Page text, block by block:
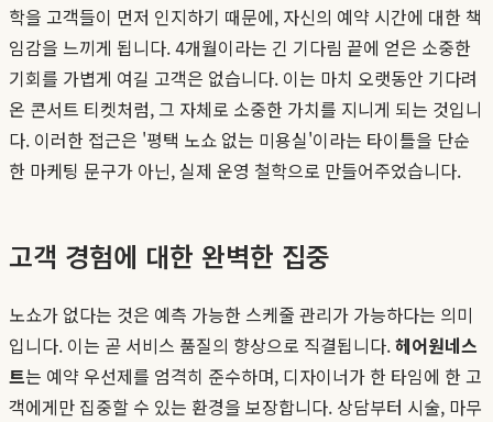
학을 고객들이 먼저 인지하기 때문에, 자신의 예약 시간에 대한 책
임감을 느끼게 됩니다. 4개월이라는 긴 기다림 끝에 얻은 소중한
기회를 가볍게 여길 고객은 없습니다. 이는 마치 오랫동안 기다려
온 콘서트 티켓처럼, 그 자체로 소중한 가치를 지니게 되는 것입니
다. 이러한 접근은 '평택 노쇼 없는 미용실'이라는 타이틀을 단순
한 마케팅 문구가 아닌, 실제 운영 철학으로 만들어주었습니다.
고객 경험에 대한 완벽한 집중
노쇼가 없다는 것은 예측 가능한 스케줄 관리가 가능하다는 의미
입니다. 이는 곧 서비스 품질의 향상으로 직결됩니다.헤어원네스
트는 예약 우선제를 엄격히 준수하며, 디자이너가 한 타임에 한 고
객에게만 집중할 수 있는 환경을 보장합니다. 상담부터 시술, 마무